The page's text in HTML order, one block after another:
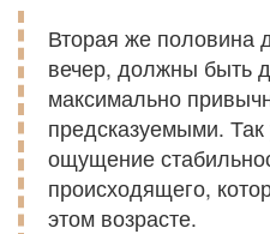
Вторая же половина
вечер, должны быть
максимально
предсказуемыми. Так
ощущение
происходящего,
этом возрасте.